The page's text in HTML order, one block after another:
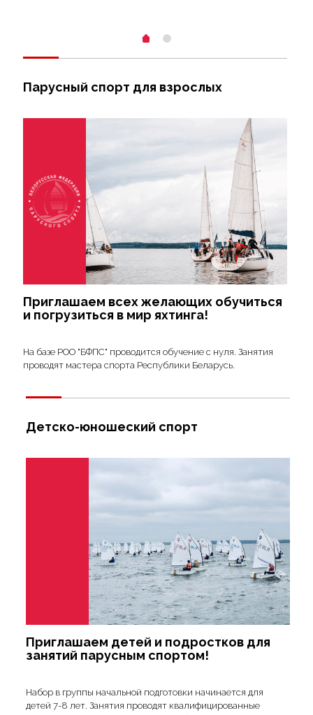
Парусный спорт для взрослых
Приглашаем всех желающих обучиться
и погрузиться в мир яхтинга!
На базе РОО "БФПС" проводится обучение с нуля. Занятия
проводят мастера спорта Республики Беларусь.
Детско-юношеский спорт
Приглашаем детей и подростков для
занятий парусным спортом!
Набор в группы начальной подготовки начинается для
детей 7-8 лет. Занятия проводят квалифицированные